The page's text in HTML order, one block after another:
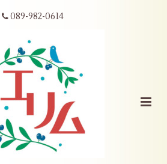
089-982-0614